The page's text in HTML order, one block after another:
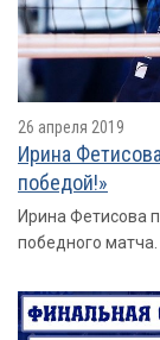
26 апреля 2019
Ирина
победой!»
Ирина Фетисова
победного матча.